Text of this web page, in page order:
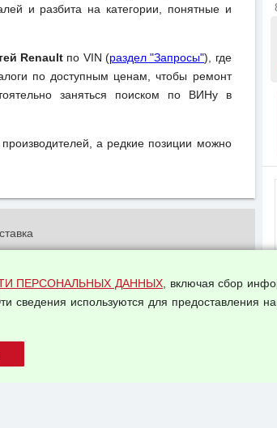
и разбита на категории, понятные и
Renaultпо VIN (раздел "Запросы"), где
по доступным ценам, чтобы ремонт
заняться поиском по ВИНу в
а редкие позиции можно
и возвраты
ПЕРСОНАЛЬНЫХ ДАННЫХ, включая сбор
используются для предоставления